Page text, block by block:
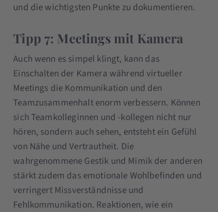
und die wichtigsten Punkte zu dokumentieren.
Tipp 7: Meetings mit Kamera
Auch wenn es simpel klingt, kann das
Einschalten der Kamera während virtueller
Meetings die Kommunikation und den
Teamzusammenhalt enorm verbessern. Können
sich Teamkolleginnen und -kollegen nicht nur
hören, sondern auch sehen, entsteht ein Gefühl
von Nähe und Vertrautheit. Die
wahrgenommene Gestik und Mimik der anderen
stärkt zudem das emotionale Wohlbefinden und
verringert Missverständnisse und
Fehlkommunikation. Reaktionen, wie ein